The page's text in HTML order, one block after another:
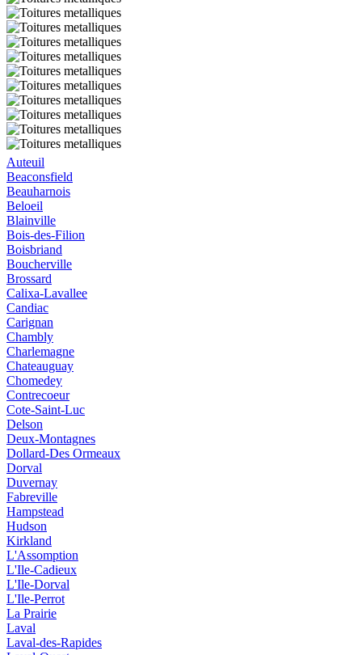
Auteuil
Beaconsfield
Beauharnois
Beloeil
Blainville
Bois-des-Filion
Boisbriand
Boucherville
Brossard
Calixa-Lavallee
Candiac
Carignan
Chambly
Charlemagne
Chateauguay
Chomedey
Contrecoeur
Cote-Saint-Luc
Delson
Deux-Montagnes
Dollard-Des Ormeaux
Dorval
Duvernay
Fabreville
Hampstead
Hudson
Kirkland
L'Assomption
L'Ile-Cadieux
L'Ile-Dorval
L'Ile-Perrot
La Prairie
Laval
Laval-des-Rapides